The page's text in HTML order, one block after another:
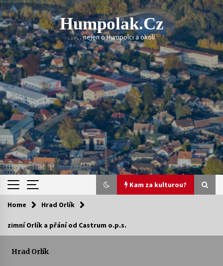
Skip
to
content
Humpolak.cz
. . . . . nejen o Humpolci a okolí
Kam za kulturou?
Kam za kulturou?
Home Hrad Orlík
zimní Orlík a přání od Castrum o.p.s.
Hrad Orlík